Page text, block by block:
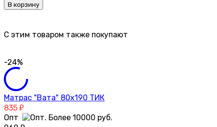
В корзину
C этим товаром также покупают
-24%
Матрас "Вата" 80х190 ТИК
835 ₽
Опт